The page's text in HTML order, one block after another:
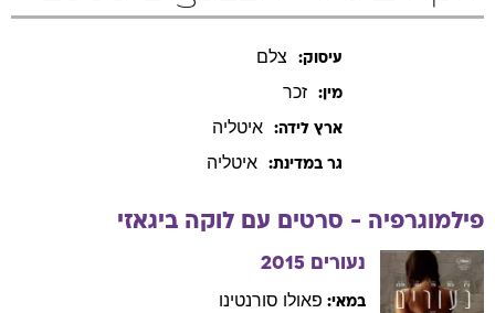
עיסוק: צלם
מין: זכר
ארץ לידה: איטליה
גר במדינת: איטליה
פילמוגרפיה - סרטים עם לוקה ביגאזי
נעורים 2015
במאי: פאולו סורנטינו